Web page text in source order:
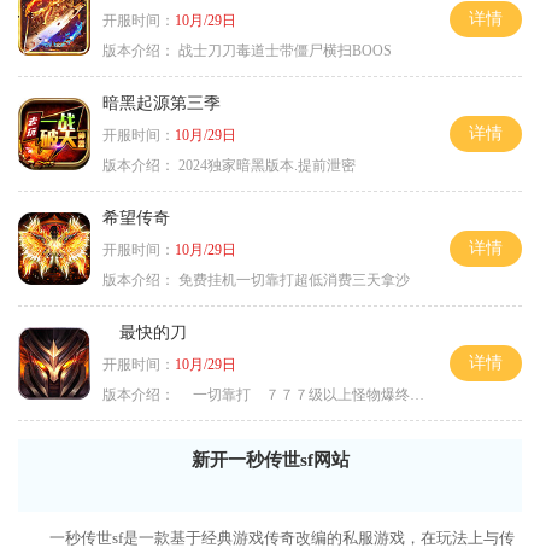
开服时间： 10月/29日
版本介绍： 战士刀刀毒道士带僵尸横扫BOOS
详情
暗黑起源第三季
开服时间： 10月/29日
版本介绍： 2024独家暗黑版本.提前泄密
详情
希望传奇
开服时间： 10月/29日
版本介绍： 免费挂机一切靠打超低消费三天拿沙
详情
最快的刀
开服时间： 10月/29日
版本介绍：
一切靠打 ７７７级以上怪物爆终极
详情
新开一秒传世sf网站
一秒传世sf是一款基于经典游戏传奇改编的私服游戏，在玩法上与传